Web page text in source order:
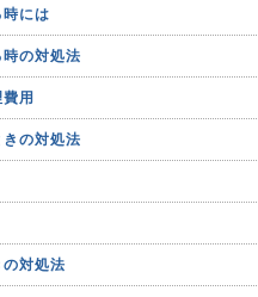
時には
時の対処法
用
きの対処法
の対処法